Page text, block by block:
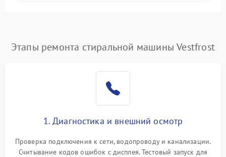
2200 ₽ Подробнее →
Этапы ремонта стиральной машины Vestfrost
1. Диагностика и внешний осмотр
Проверка подключения к сети, водопроводу и канализации.
Считывание кодов ошибок с дисплея. Тестовый запуск для